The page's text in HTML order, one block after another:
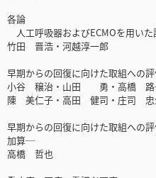
各論
人工呼吸器およびECMOを用い
竹田 晋浩・河越淳一郎
早期からの回復に向けた取組への
小谷 穣治・山田 勇・高橋 路
陳 美仁子・高田 健司・庄司
早期からの回復に向けた取組への
加算─
高橋 哲也